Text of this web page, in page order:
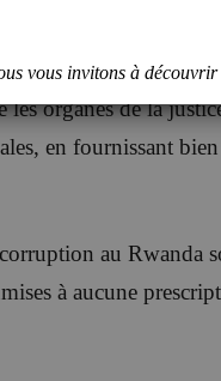
pénale pour une
organes de la
en fournissant
au Rwanda
à aucune
vous invitons à découvrir